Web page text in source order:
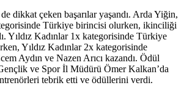
dikkat çeken başarılar yaşandı. Arda Yiğin,
Türkiye birincisi olurken, ikinciliği
Yıldız Kadınlar 1x kategorisinde Türkiye
Yıldız Kadınlar 2x kategorisinde
Aydın ve Nazen Arıcı kazandı. Ödül
ve Spor İl Müdürü Ömer Kalkan’da
tebrik etti ve ödüllerini verdi.